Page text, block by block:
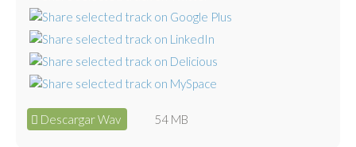
Descargar Wav 54 MB